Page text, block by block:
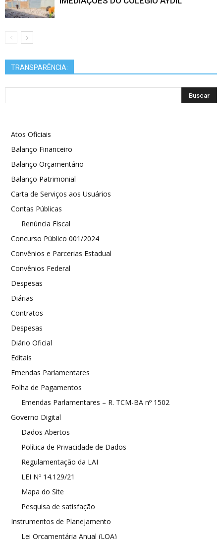
TRANSPARÊNCIA:
Atos Oficiais
Balanço Financeiro
Balanço Orçamentário
Balanço Patrimonial
Carta de Serviços aos Usuários
Contas Públicas
Renúncia Fiscal
Concurso Público 001/2024
Convênios e Parcerias Estadual
Convênios Federal
Despesas
Diárias
Contratos
Despesas
Diário Oficial
Editais
Emendas Parlamentares
Folha de Pagamentos
Emendas Parlamentares – R. TCM-BA nº 1502
Governo Digital
Dados Abertos
Política de Privacidade de Dados
Regulamentação da LAI
LEI Nº 14.129/21
Mapa do Site
Pesquisa de satisfação
Instrumentos de Planejamento
Lei Orçamentária Anual (LOA)